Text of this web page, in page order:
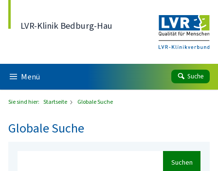
LVR-Klinik Bedburg-Hau
Menü Suche
Sie sind hier: Startseite Globale Suche
Globale Suche
Suchen